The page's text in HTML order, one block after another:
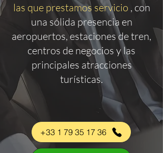
las que prestamos servicio , con
una sólida presencia en
aeropuertos, estaciones de tren,
centros de negocios y las
principales atracciones
turísticas.
+33 1 79 35 17 36